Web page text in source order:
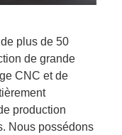
plus de 50
de grande
CNC et de
production
Nous possédons